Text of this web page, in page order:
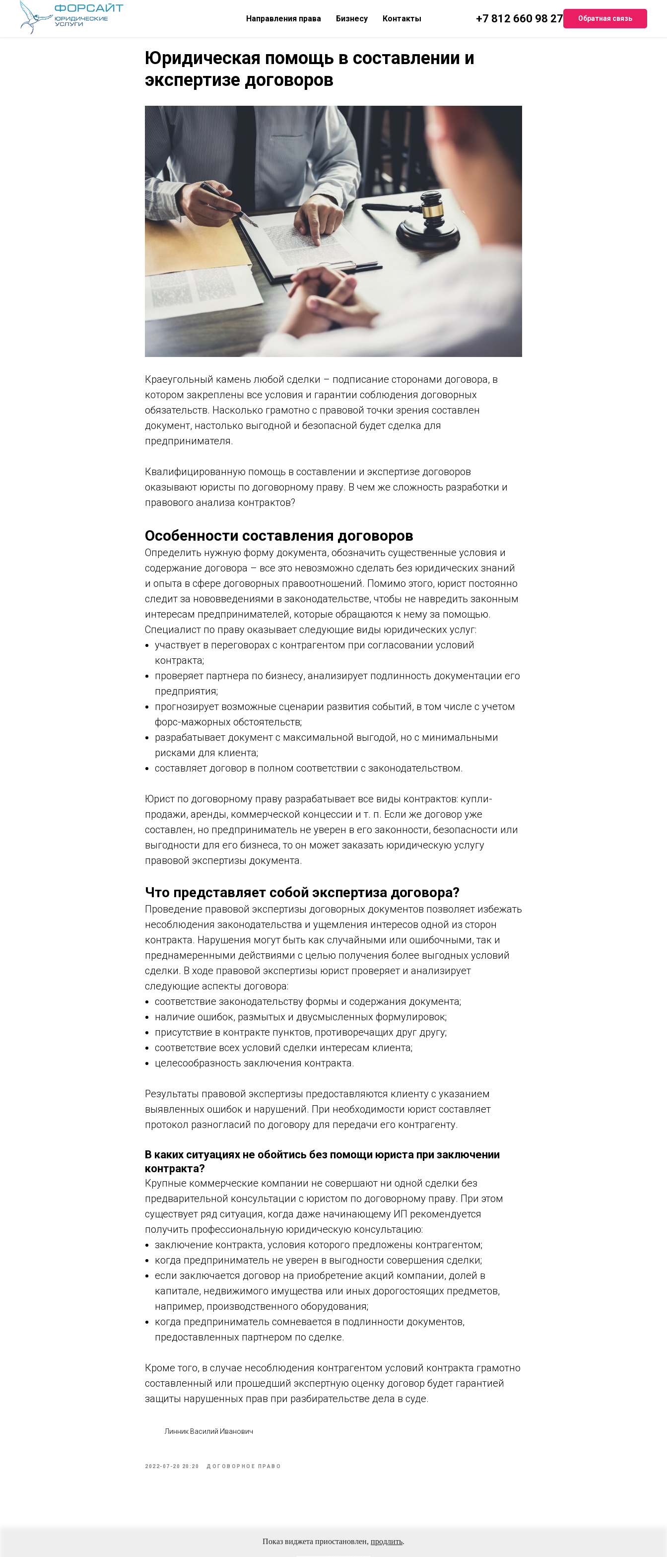
Направления права Бизнесу Контакты +7 812 660 98 27 Обратная связь
Юридическая помощь в составлении и
экспертизе договоров
Краеугольный камень любой сделки – подписание сторонами договора, в
котором закреплены все условия и гарантии соблюдения договорных
обязательств. Насколько грамотно с правовой точки зрения составлен
документ, настолько выгодной и безопасной будет сделка для
предпринимателя.
Квалифицированную помощь в составлении и экспертизе договоров
оказывают юристы по договорному праву. В чем же сложность разработки и
правового анализа контрактов?
Особенности составления договоров
Определить нужную форму документа, обозначить существенные условия и
содержание договора – все это невозможно сделать без юридических знаний
и опыта в сфере договорных правоотношений. Помимо этого, юрист постоянно
следит за нововведениями в законодательстве, чтобы не навредить законным
интересам предпринимателей, которые обращаются к нему за помощью.
Специалист по праву оказывает следующие виды юридических услуг:
участвует в переговорах с контрагентом при согласовании условий
контракта;
проверяет партнера по бизнесу, анализирует подлинность документации его
предприятия;
прогнозирует возможные сценарии развития событий, в том числе с учетом
форс-мажорных обстоятельств;
разрабатывает документ с максимальной выгодой, но с минимальными
рисками для клиента;
составляет договор в полном соответствии с законодательством.
Юрист по договорному праву разрабатывает все виды контрактов: купли-
продажи, аренды, коммерческой концессии и т. п. Если же договор уже
составлен, но предприниматель не уверен в его законности, безопасности или
выгодности для его бизнеса, то он может заказать юридическую услугу
правовой экспертизы документа.
Что представляет собой экспертиза договора?
Проведение правовой экспертизы договорных документов позволяет избежать
несоблюдения законодательства и ущемления интересов одной из сторон
контракта. Нарушения могут быть как случайными или ошибочными, так и
преднамеренными действиями с целью получения более выгодных условий
сделки. В ходе правовой экспертизы юрист проверяет и анализирует
следующие аспекты договора:
соответствие законодательству формы и содержания документа;
наличие ошибок, размытых и двусмысленных формулировок;
присутствие в контракте пунктов, противоречащих друг другу;
соответствие всех условий сделки интересам клиента;
целесообразность заключения контракта.
Результаты правовой экспертизы предоставляются клиенту с указанием
выявленных ошибок и нарушений. При необходимости юрист составляет
протокол разногласий по договору для передачи его контрагенту.
В каких ситуациях не обойтись без помощи юриста при заключении
контракта?
Крупные коммерческие компании не совершают ни одной сделки без
предварительной консультации с юристом по договорному праву. При этом
существует ряд ситуация, когда даже начинающему ИП рекомендуется
получить профессиональную юридическую консультацию:
заключение контракта, условия которого предложены контрагентом;
когда предприниматель не уверен в выгодности совершения сделки;
если заключается договор на приобретение акций компании, долей в
капитале, недвижимого имущества или иных дорогостоящих предметов,
например, производственного оборудования;
когда предприниматель сомневается в подлинности документов,
предоставленных партнером по сделке.
Кроме того, в случае несоблюдения контрагентом условий контракта грамотно
составленный или прошедший экспертную оценку договор будет гарантией
защиты нарушенных прав при разбирательстве дела в суде.
Линник Василий Иванович
2022-07-20 20:20 ДОГОВОРНОЕ ПРАВО
Показ виджета приостановлен, продлить.